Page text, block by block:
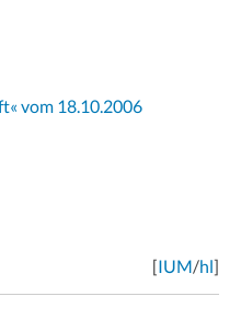
vom 18.10.2006
[IUM/hl]